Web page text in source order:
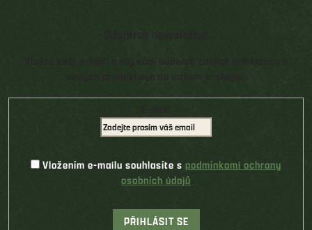
Vložením e-mailu souhlasíte s podmínkami ochrany
osobních údajů
PŘIHLÁSIT SE